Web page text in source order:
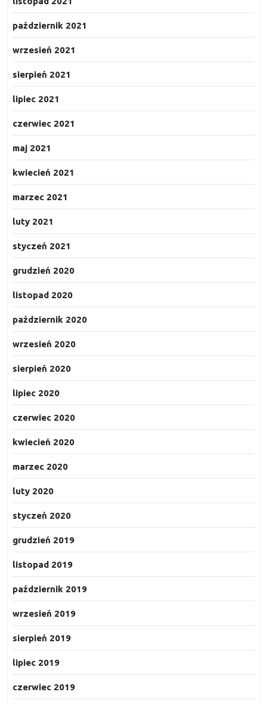
październik 2021
wrzesień 2021
sierpień 2021
lipiec 2021
czerwiec 2021
maj 2021
kwiecień 2021
marzec 2021
luty 2021
styczeń 2021
grudzień 2020
listopad 2020
październik 2020
wrzesień 2020
sierpień 2020
lipiec 2020
czerwiec 2020
kwiecień 2020
marzec 2020
luty 2020
styczeń 2020
grudzień 2019
listopad 2019
październik 2019
wrzesień 2019
sierpień 2019
lipiec 2019
czerwiec 2019